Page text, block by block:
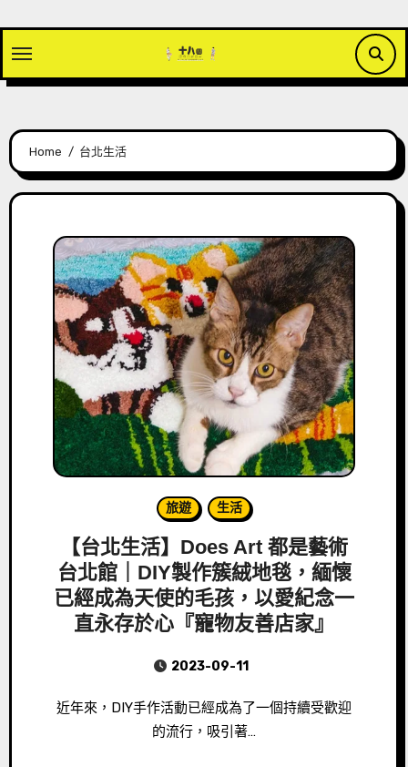
content
Home 台北生活
旅遊 生活
【台北生活】Does Art 都是藝術
台北館｜DIY製作簇絨地毯，緬懷
已經成為天使的毛孩，以愛紀念一
直永存於心『寵物友善店家』
2023-09-11
近年來，DIY手作活動已經成為了一個持續受歡迎
的流行，吸引著…